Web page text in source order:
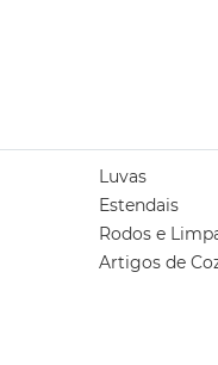
Luvas
Estendais
Rodos e
Artigos de